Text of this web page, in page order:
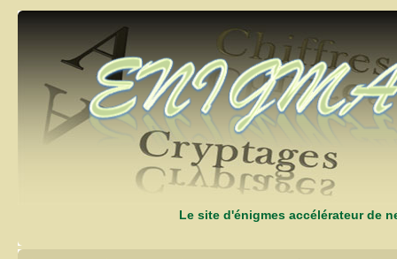
Le site d'énigmes accélérateur de